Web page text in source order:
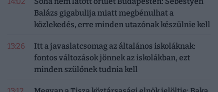
Balázs gigabulija miatt megbénulhat a
közlekedés, erre minden utazónak készülnie kell
13:26
Itt a javaslatcsomag az általános iskoláknak:
fontos változások jönnek az iskolákban, ezt
minden szülőnek tudnia kell